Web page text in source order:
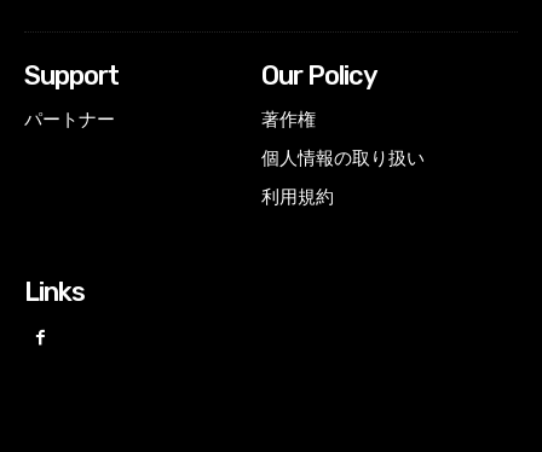
Support
パートナー
Our Policy
著作権
個人情報の取り扱い
利用規約
Links